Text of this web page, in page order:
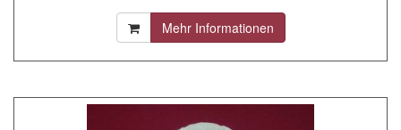
Mehr Informationen